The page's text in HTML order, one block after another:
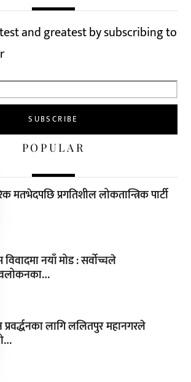
and greatest by subscribing to
POPULAR
मतभेदपछि प्रगतिशील लोकतान्त्रिक पार्टी
विवादमा नयाँ मोड : सर्वोच्चले
प्रवर्द्धनका लागि ललितपुर महानगरले